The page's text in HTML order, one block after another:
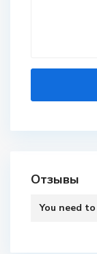
Отзывы
You need to